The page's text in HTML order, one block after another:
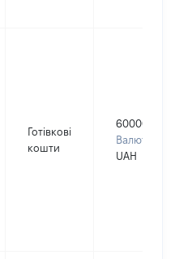
Готівкові
кошти
600000
Валюта:
UAH